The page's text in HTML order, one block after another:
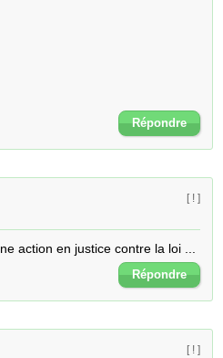
Répondre
[ ! ]
action en justice contre la loi ...
Répondre
[ ! ]